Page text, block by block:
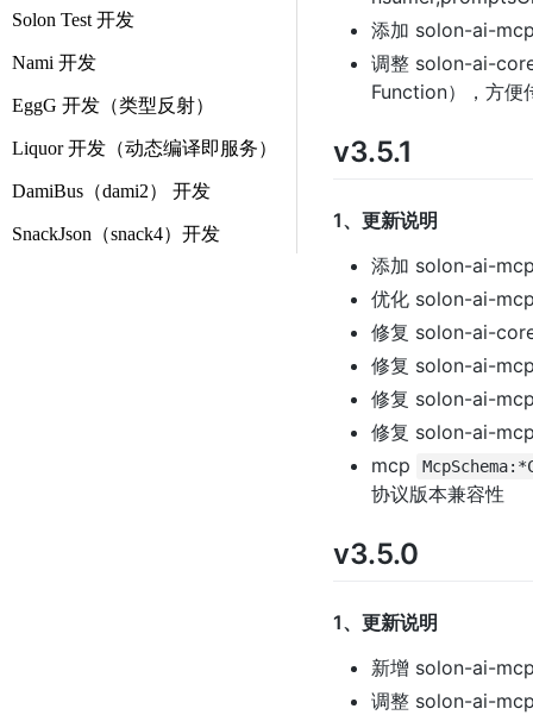
Solon Test 开发
Nami 开发
EggG 开发（类型反射）
Liquor 开发（动态编译即服务）
DamiBus（dami2） 开发
SnackJson（snack4）开发
添加 solon-ai-
调整 solon-ai-
Function），方便
v3.5.1
1、更新说明
添加 solon-ai-
优化 solon-ai-
修复 solon-ai-
修复 solon-ai-
修复 solon-ai-
修复 solon-ai-
mcp
协议版本兼容性
v3.5.0
1、更新说明
新增 solon-ai-
调整 solon-ai-